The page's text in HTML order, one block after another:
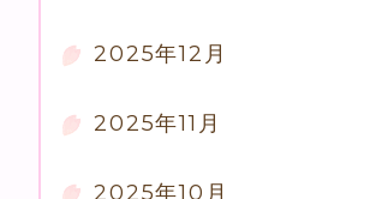
2025年12月
2025年11月
2025年10月